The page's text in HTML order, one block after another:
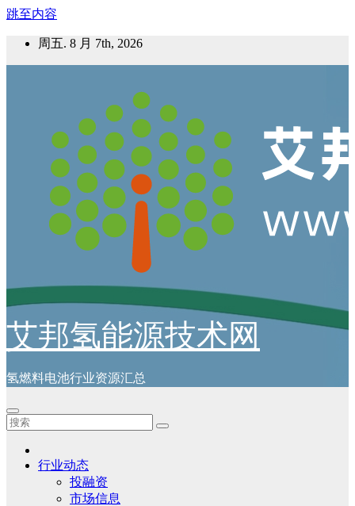
跳至内容
周五. 8 月 7th, 2026
艾邦氢能源技术网
氢燃料电池行业资源汇总
行业动态
投融资
市场信息